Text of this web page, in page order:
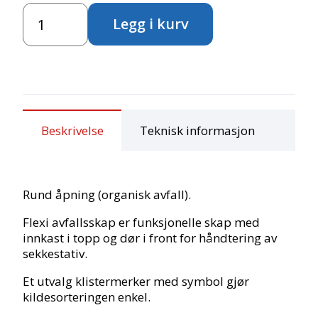
Flexi
avfallsskap
-
Legg i kurv
Beskrivelse Teknisk informasjon
Rund åpning (organisk avfall).
Flexi avfallsskap er funksjonelle skap med
innkast i topp og dør i front for håndtering av
sekkestativ.
Et utvalg klistermerker med symbol gjør
kildesorteringen enkel.